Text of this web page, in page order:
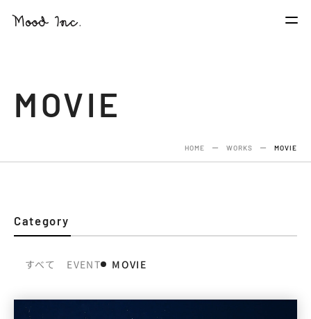
MOVIE
HOME ー WORKS ー MOVIE
Category
すべて EVENT MOVIE